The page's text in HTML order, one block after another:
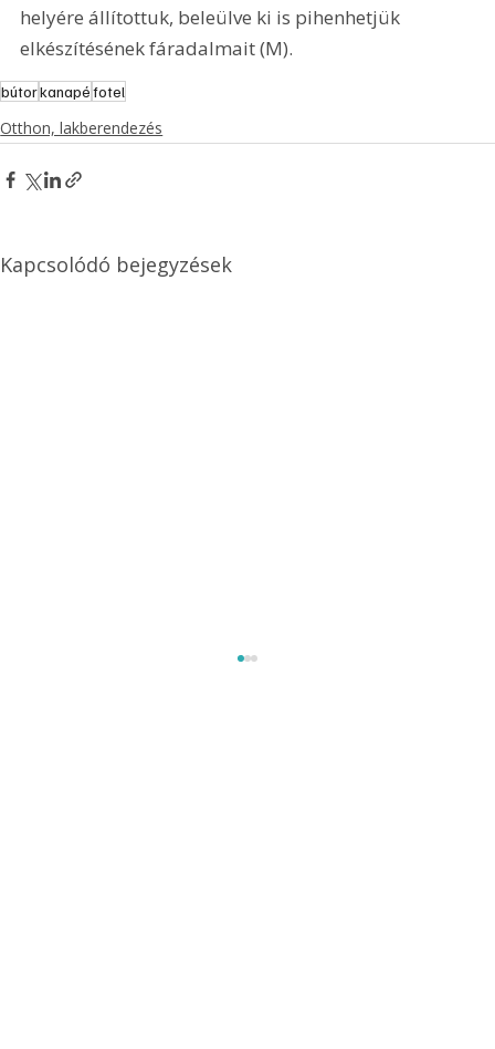
helyére állítottuk, beleülve ki is pihenhetjük
elkészítésének fáradalmait (M).
bútorkanapéfotel
Otthon, lakberendezés
Kapcsolódó bejegyzések